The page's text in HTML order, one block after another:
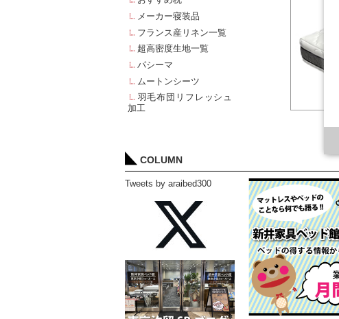
メーカー寝装品
フランス産リネン一覧
超高密度生地一覧
パシーマ
ムートンシーツ
羽毛布団リフレッシュ
加工
COLUMN
Tweets by araibed300